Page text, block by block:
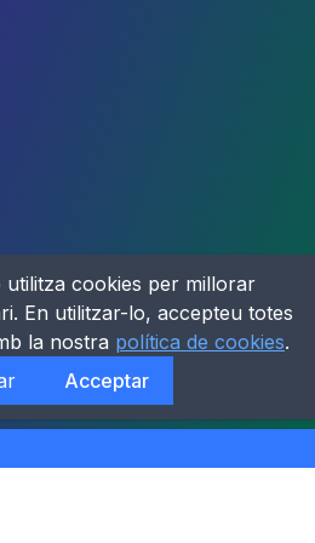
cookies per millorar
En utilitzar-lo, accepteu totes
la nostra política de cookies.
Acceptar